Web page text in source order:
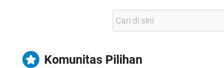
Komunitas Pilihan